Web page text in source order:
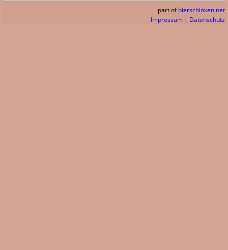
part of bierschinken.net
Impressum | Datenschutz